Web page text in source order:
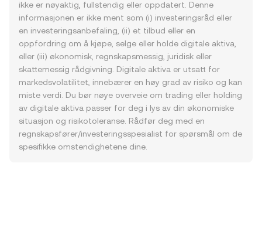
ikke er nøyaktig, fullstendig eller oppdatert. Denne
informasjonen er ikke ment som (i) investeringsråd eller
en investeringsanbefaling, (ii) et tilbud eller en
oppfordring om å kjøpe, selge eller holde digitale aktiva,
eller (iii) økonomisk, regnskapsmessig, juridisk eller
skattemessig rådgivning. Digitale aktiva er utsatt for
markedsvolatilitet, innebærer en høy grad av risiko og kan
miste verdi. Du bør nøye overveie om trading eller holding
av digitale aktiva passer for deg i lys av din økonomiske
situasjon og risikotoleranse. Rådfør deg med en
regnskapsfører/investeringsspesialist for spørsmål om de
spesifikke omstendighetene dine.